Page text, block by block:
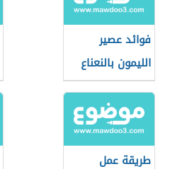
فوائد عصير
الليمون بالنعناع
طريقة عمل